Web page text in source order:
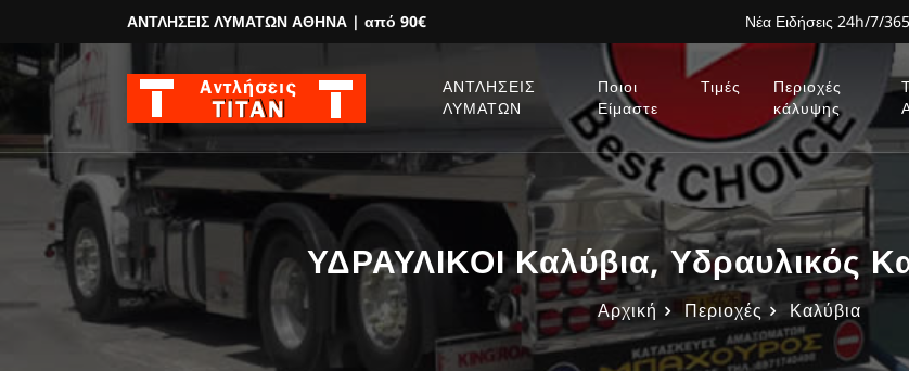
ΑΝΤΛΗΣΕΙΣ ΛΥΜΑΤΩΝ ΑΘΗΝΑ | από 90€ Νέα Ειδήσεις 24h/7/365
ΑΝΤΛΗΣΕΙΣ
ΛΥΜΑΤΩΝ
Ποιοι
Είμαστε
Τιμές
Περιοχές
κάλυψης
ΥΔΡΑΥΛΙΚΟΙ Καλύβια, Υδραυλικός
Αρχική Περιοχές Καλύβια